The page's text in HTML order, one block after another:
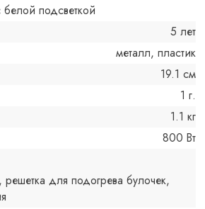
подсветкой
5 лет
металл, пластик
19.1 см
1 г.
1.1 кг
800 Вт
для подогрева булочек,